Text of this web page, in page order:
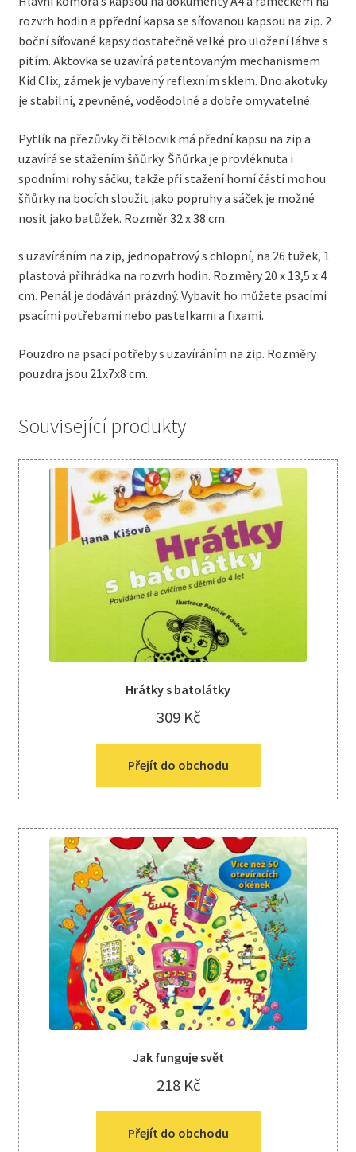
rozvrh hodin a ppřední kapsa se síťovanou kapsou na zip. 2
boční síťované kapsy dostatečně velké pro uložení láhve s
pitím. Aktovka se uzavírá patentovaným mechanismem
Kid Clix, zámek je vybavený reflexním sklem. Dno akotvky
je stabilní, zpevněné, voděodolné a dobře omyvatelné.
Pytlík na přezůvky či tělocvik má přední kapsu na zip a
uzavírá se stažením šňůrky. Šňůrka je provléknuta i
spodními rohy sáčku, takže při stažení horní části mohou
šňůrky na bocích sloužit jako popruhy a sáček je možné
nosit jako batůžek. Rozměr 32 x 38 cm.
s uzavíráním na zip, jednopatrový s chlopní, na 26 tužek, 1
plastová přihrádka na rozvrh hodin. Rozměry 20 x 13,5 x 4
cm. Penál je dodáván prázdný. Vybavit ho můžete psacími
psacími potřebami nebo pastelkami a fixami.
Pouzdro na psací potřeby s uzavíráním na zip. Rozměry
pouzdra jsou 21x7x8 cm.
Související produkty
Hrátky s batolátky
309 Kč
Přejít do obchodu
Jak funguje svět
218 Kč
Přejít do obchodu